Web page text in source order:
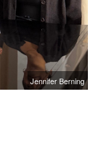
Jennifer Berning